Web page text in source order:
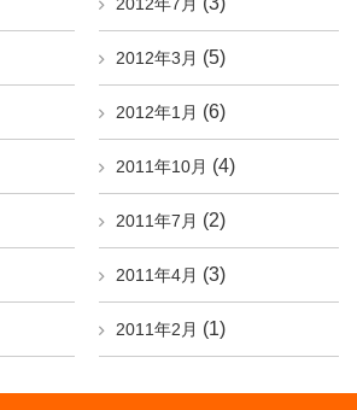
2012年3月 (5)
2012年1月 (6)
2011年10月 (4)
2011年7月 (2)
2011年4月 (3)
2011年2月 (1)